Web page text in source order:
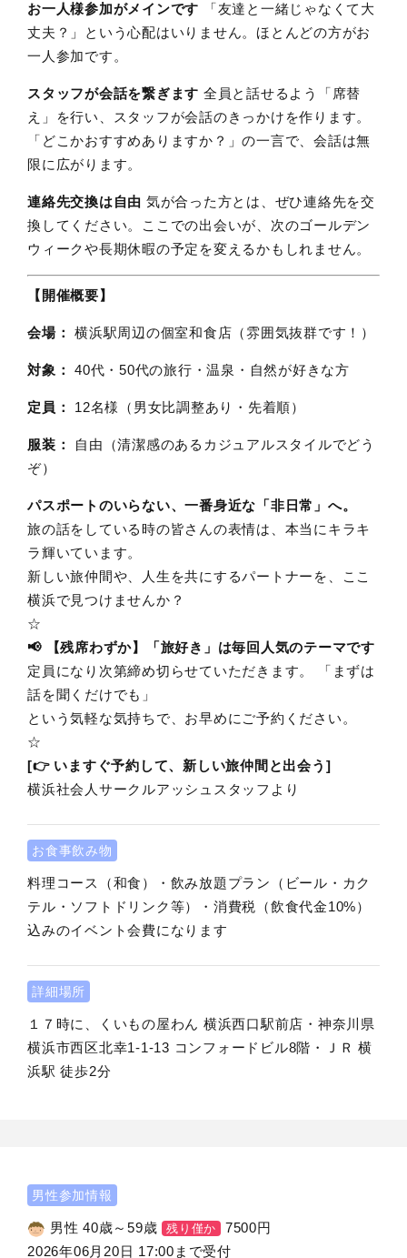
お一人様参加がメインです 「友達と一緒じゃなくて大
丈夫？」という心配はいりません。ほとんどの方がお
一人参加です。
スタッフが会話を繋ぎます 全員と話せるよう「席替
え」を行い、スタッフが会話のきっかけを作ります。
「どこかおすすめありますか？」の一言で、会話は無
限に広がります。
連絡先交換は自由 気が合った方とは、ぜひ連絡先を交
換してください。ここでの出会いが、次のゴールデン
ウィークや長期休暇の予定を変えるかもしれません。
【開催概要】
会場： 横浜駅周辺の個室和食店（雰囲気抜群です！）
対象： 40代・50代の旅行・温泉・自然が好きな方
定員： 12名様（男女比調整あり・先着順）
服装：
自由（清潔感のあるカジュアルスタイルでどう
ぞ）
パスポートのいらない、一番身近な「非日常」へ。
旅の話をしている時の皆さんの表情は、本当にキラキ
ラ輝いています。
新しい旅仲間や、人生を共にするパートナーを、ここ
横浜で見つけませんか？
☆
📢 【残席わずか】「旅好き」は毎回人気のテーマです
定員になり次第締め切らせていただきます。 「まずは
話を聞くだけでも」
という気軽な気持ちで、お早めにご予約ください。
☆
[👉 いますぐ予約して、新しい旅仲間と出会う]
横浜社会人サークルアッシュスタッフより
お食事飲み物
料理コース（和食）・飲み放題プラン（ビール・カク
テル・ソフトドリンク等）・消費税（飲食代金10%）
込みのイベント会費になります
詳細場所
１７時に、くいもの屋わん 横浜西口駅前店・神奈川県
横浜市西区北幸1-1-13 コンフォードビル8階・ＪＲ 横
浜駅 徒歩2分
男性参加情報
男性 40歳～59歳 残り僅か 7500円
2026年06月20日 17:00まで受付